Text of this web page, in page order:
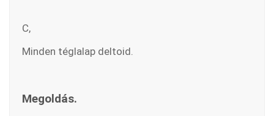
C,
Minden téglalap deltoid.
Megoldás.